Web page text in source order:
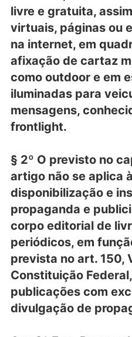
livre e gratuita,
virtuais, páginas ou
na internet, em
afixação de cartaz
como outdoor e em
iluminadas para
mensagens,
frontlight.
§ 2º O previsto no
artigo não se aplica
disponibilização e
propaganda e
corpo editorial de
periódicos, em
prevista no art. 150,
Constituição
publicações com
divulgação de